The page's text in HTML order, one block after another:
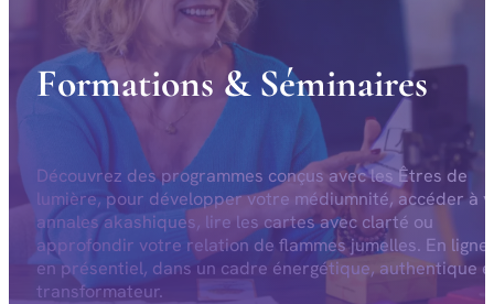
Formations & Séminaires
Découvrez des programmes conçus avec les Êtres de
lumière, pour développer votre médiumnité, accéder à
annales akashiques, lire les cartes avec clarté ou
approfondir votre relation de flammes jumelles. En ligne
en présentiel, dans un cadre énergétique, authentique
transformateur.